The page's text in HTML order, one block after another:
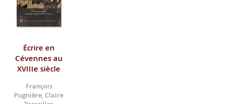
Écrire en
Cévennes au
XVIIIe siècle
François
Pugnière, Claire